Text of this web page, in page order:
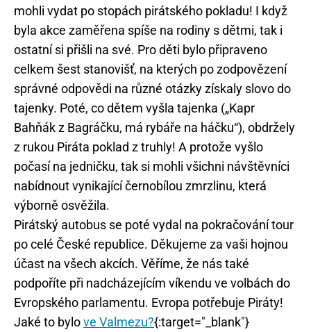
mohli vydat po stopách pirátského pokladu! I když
byla akce zaměřena spíše na rodiny s dětmi, tak i
ostatní si přišli na své. Pro děti bylo připraveno
celkem šest stanovišť, na kterých po zodpovězení
správné odpovědi na různé otázky získaly slovo do
tajenky. Poté, co dětem vyšla tajenka („Kapr
Bahňák z Bagráčku, má rybáře na háčku“), obdržely
z rukou Piráta poklad z truhly! A protože vyšlo
počasí na jedničku, tak si mohli všichni návštěvníci
nabídnout vynikající černobílou zmrzlinu, která
výborně osvěžila.
Pirátský autobus se poté vydal na pokračování tour
po celé České republice. Děkujeme za vaši hojnou
účast na všech akcích. Věříme, že nás také
podpoříte při nadcházejícím víkendu ve volbách do
Evropského parlamentu. Evropa potřebuje Piráty!
Jaké to bylove Valmezu?{:target="_blank"}